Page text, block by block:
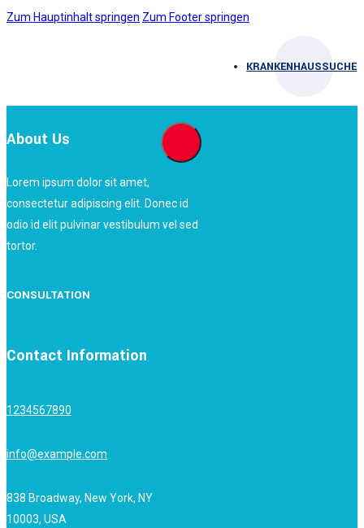
Zum Hauptinhalt springen Zum Footer springen
KRANKENHAUSSUCHE
About Us
Lorem ipsum dolor sit amet,
consectetur adipiscing elit. Donec id
odio id elit pulvinar vestibulum vel sed
tortor.
CONSULTATION
Contact Information
1234567890
info@example.com
838 Broadway, New York, NY
10003, USA